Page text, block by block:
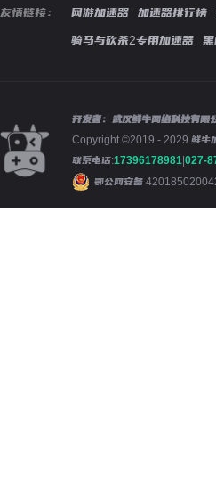
友情链接： 网游加速器 加速器排行榜
骑马与砍杀2专用加速器
开发者：武汉鲜牛网络科技有限
Copyright ©2019 - 2029 鲜牛
联系电话:17396178981|027-
鄂公网安备